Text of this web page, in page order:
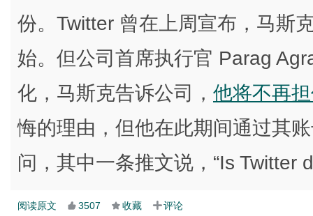
份。Twitter 曾在上周宣布，马斯
始。但公司首席执行官 Parag
化，马斯克告诉公司， 他将不再
悔的理由，但他在此期间通过其
问，其中一条推文说，“Is Twitter
阅读原文 3507 收藏 评论